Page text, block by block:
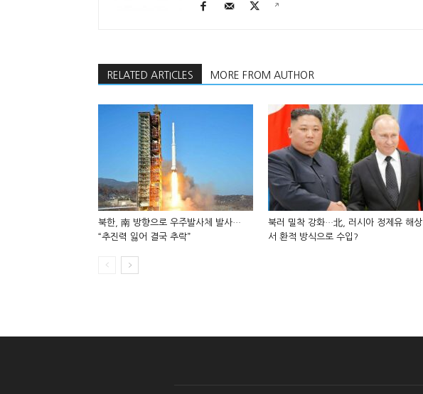
RELATED ARTICLES MORE FROM AUTHOR
북한, 南 방향으로 우주발사체 발사…
“추진력 잃어 결국 추락”
북러 밀착 강화…北, 러시아 정제유 해상
서 환적 방식으로 수입?